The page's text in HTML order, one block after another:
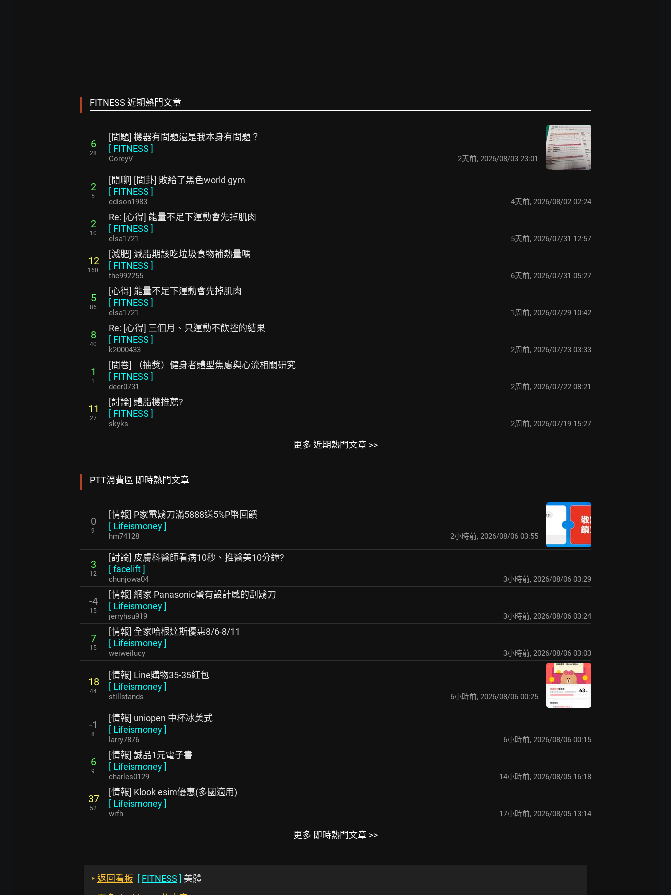
FITNESS 近期熱門文章
6
28
[問題] 機器有問題還是我本身有問題？
[ FITNESS ]
CoreyV 2天前, 2026/08/03 23:01
2
5
[閒聊] [問卦] 敗給了黑色world gym
[ FITNESS ]
edison1983 4天前, 2026/08/02 02:24
2
10
Re: [心得] 能量不足下運動會先掉肌肉
[ FITNESS ]
elsa1721 5天前, 2026/07/31 12:57
12
160
[減肥] 減脂期該吃垃圾食物補熱量嗎
[ FITNESS ]
the992255 6天前, 2026/07/31 05:27
5
86
[心得] 能量不足下運動會先掉肌肉
[ FITNESS ]
elsa1721 1周前, 2026/07/29 10:42
8
40
Re: [心得] 三個月、只運動不飲控的結果
[ FITNESS ]
k2000433 2周前, 2026/07/23 03:33
1
1
[問卷] （抽獎）健身者體型焦慮與心流相關研究
[ FITNESS ]
deer0731 2周前, 2026/07/22 08:21
11
27
[討論] 體脂機推薦?
[ FITNESS ]
skyks 2周前, 2026/07/19 15:27
更多 近期熱門文章 >>
PTT消費區 即時熱門文章
0
9
[情報] P家電鬍刀滿5888送5%P幣回饋
[ Lifeismoney]
hm74128 2小時前, 2026/08/06 03:55
3
12
[討論] 皮膚科醫師看病10秒、推醫美10分鐘?
[facelift]
chunjowa04 3小時前, 2026/08/06 03:29
-4
15
[情報] 網家 Panasonic蠻有設計感的刮鬍刀
[ Lifeismoney]
jerryhsu919 3小時前, 2026/08/06 03:24
7
15
[情報] 全家哈根達斯優惠8/6-8/11
[ Lifeismoney]
weiweilucy 3小時前, 2026/08/06 03:03
18
44
[情報] Line購物35-35紅包
[ Lifeismoney]
stillstands 6小時前, 2026/08/06 00:25
-1
8
[情報] uniopen 中杯冰美式
[ Lifeismoney]
larry7876 6小時前, 2026/08/06 00:15
6
9
[情報] 誠品1元電子書
[ Lifeismoney]
charles0129 14小時前, 2026/08/05 16:18
37
52
[情報] Klook esim優惠(多國適用)
[ Lifeismoney]
wrfh 17小時前, 2026/08/05 13:14
更多 即時熱門文章 >>
‣ 返回看板 [ FITNESS ] 美體